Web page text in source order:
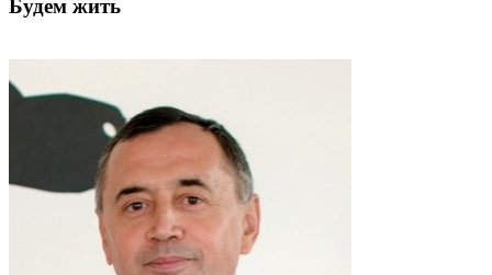
Будем жить